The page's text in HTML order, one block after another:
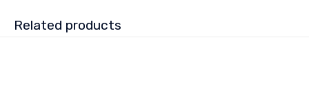
Related products